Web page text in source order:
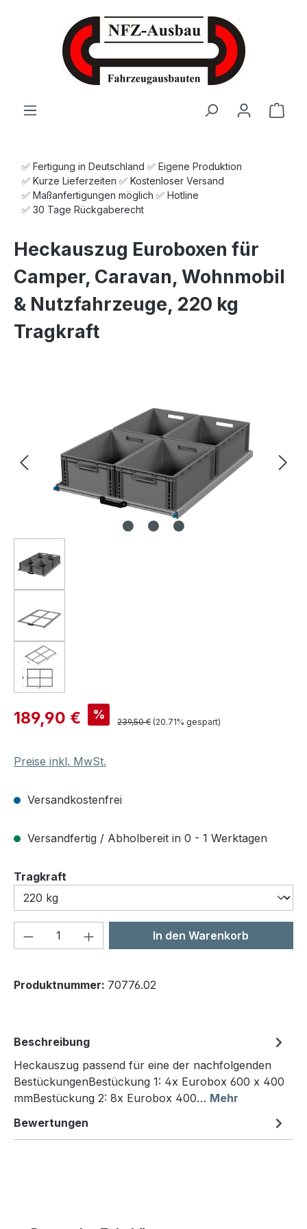
Zum Hauptinhalt springen
✅ Fertigung in Deutschland ✅ Eigene Produktion
✅ Kurze Lieferzeiten ✅ Kostenloser Versand
✅ Maßanfertigungen möglich ✅ Hotline
✅ 30 Tage Rückgaberecht
Heckauszug Euroboxen für
Camper, Caravan, Wohnmobil
& Nutzfahrzeuge, 220 kg
Tragkraft
Verkaufspreis:
189,90 € % Regulärer Preis:
239,50 € (20.71% gespart)
Preise inkl. MwSt.
Versandkostenfrei
Versandfertig / Abholbereit in 0 - 1 Werktagen
Tragkraft
Produkt Anzahl: Gib denIn den Warenkorb
Produktnummer: 70776.02
Beschreibung
Heckauszug passend für eine der nachfolgenden
BestückungenBestückung 1: 4x Eurobox 600 x 400
mmBestückung 2: 8x Eurobox 400… Mehr
Bewertungen